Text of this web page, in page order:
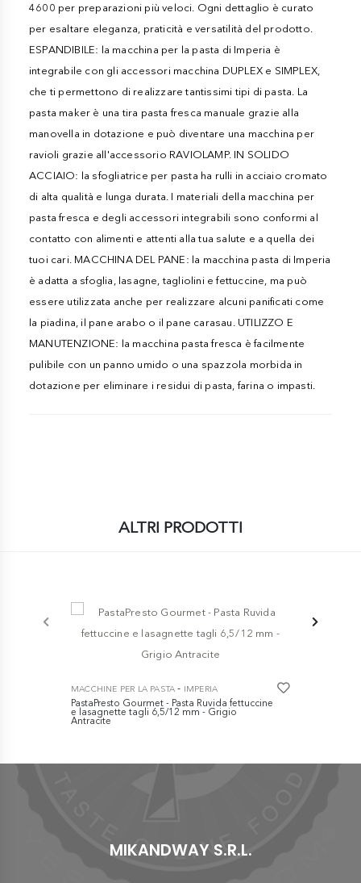
4600 per preparazioni più veloci. Ogni dettaglio è curato
per esaltare eleganza, praticità e versatilità del prodotto.
ESPANDIBILE: la macchina per la pasta di Imperia è
integrabile con gli accessori macchina DUPLEX e SIMPLEX,
che ti permettono di realizzare tantissimi tipi di pasta. La
pasta maker è una tira pasta fresca manuale grazie alla
manovella in dotazione e può diventare una macchina per
ravioli grazie all'accessorio RAVIOLAMP. IN SOLIDO
ACCIAIO: la sfogliatrice per pasta ha rulli in acciaio cromato
di alta qualità e lunga durata. I materiali della macchina per
pasta fresca e degli accessori integrabili sono conformi al
contatto con alimenti e attenti alla tua salute e a quella dei
tuoi cari. MACCHINA DEL PANE: la macchina pasta di Imperia
è adatta a sfoglia, lasagne, tagliolini e fettuccine, ma può
essere utilizzata anche per realizzare alcuni panificati come
la piadina, il pane arabo o il pane carasau. UTILIZZO E
MANUTENZIONE: la macchina pasta fresca è facilmente
pulibile con un panno umido o una spazzola morbida in
dotazione per eliminare i residui di pasta, farina o impasti.
ALTRI PRODOTTI
MACCHINE PER LA PASTA - IMPERIA
PastaPresto Gourmet - Pasta Ruvida fettuccine
e lasagnette tagli 6,5/12 mm - Grigio
Antracite
MIKANDWAY S.R.L.